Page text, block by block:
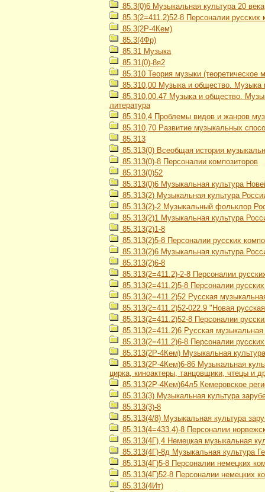
85.3(0)6 Музыкальная культура 20 века
85.3(2=411.2)52-8 Персоналии русских
85.3(2Р-4Кем)
85.3(4Фр)
85.31 Музыка
85.31(0)-8я2
85.310 Теория музыки (теоретическое
85.310,00 Музыка и общество. Музыка
85.310,00.47 Музыка и общество.
литература
85.310,4 Проблемы видов и жанров
85.310,70 Развитие музыкальных
85.313
85.313(0) Всеобщая история
85.313(0)-8 Персоналии композиторов
85.313(0)52
85.313(0)6 Музыкальная культура
85.313(2) Музыкальная культура
85.313(2)-2 Музыкальный фольклор
85.313(2)1 Музыкальная культура
85.313(2)1-8
85.313(2)5-8 Персоналии русских
85.313(2)6 Музыкальная культура
85.313(2)6-8
85.313(2=411.2)-2-8 Персоналии
85.313(2=411.2)5-8 Персоналии
85.313(2=411.2)52 Русская
85.313(2=411.2)52-022.9 "Новая
85.313(2=411.2)52-8 Персоналии
85.313(2=411.2)6 Русская
85.313(2=411.2)6-8 Персоналии
85.313(2Р-4Кем) Музыкальная
85.313(2Р-4Кем)6-86 Музыкальная
цирка, киноактеры, танцовщики, чтецы и
85.313(2Р-4Кем)64л5 Кемеровское
85.313(3) Музыкальная культура
85.313(3)-8
85.313(4/8) Музыкальная культура
85.313(4=433.4)-8 Персоналии
85.313(4Г),4 Немецкая музыкальная
85.313(4Г)-8д Музыкальная культура
85.313(4Г)5-8 Персоналии немецких
85.313(4Г)52-8 Персоналии немецких
85.313(4Ит)